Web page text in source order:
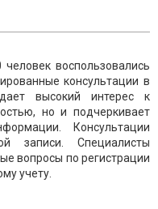
воспользовались
консультации в
высокий интерес к
но и подчеркивает
Консультации
записи. Специалисты
вопросы по регистрации
учету.